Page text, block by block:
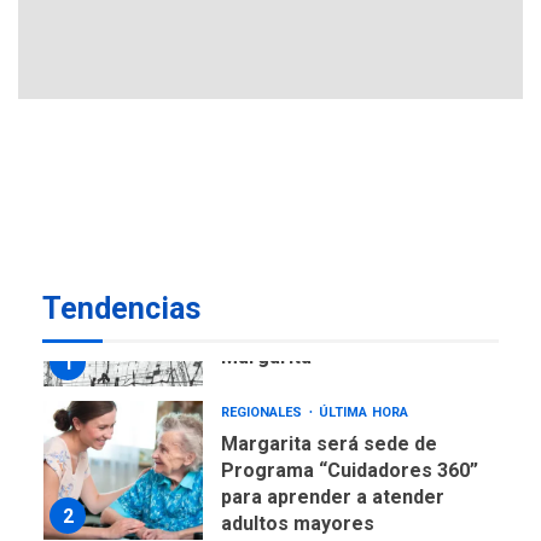
Tendencias
1
Margarita
2
REGIONALES ÚLTIMA HORA
Margarita será sede de
Programa “Cuidadores 360”
para aprender a atender
adultos mayores